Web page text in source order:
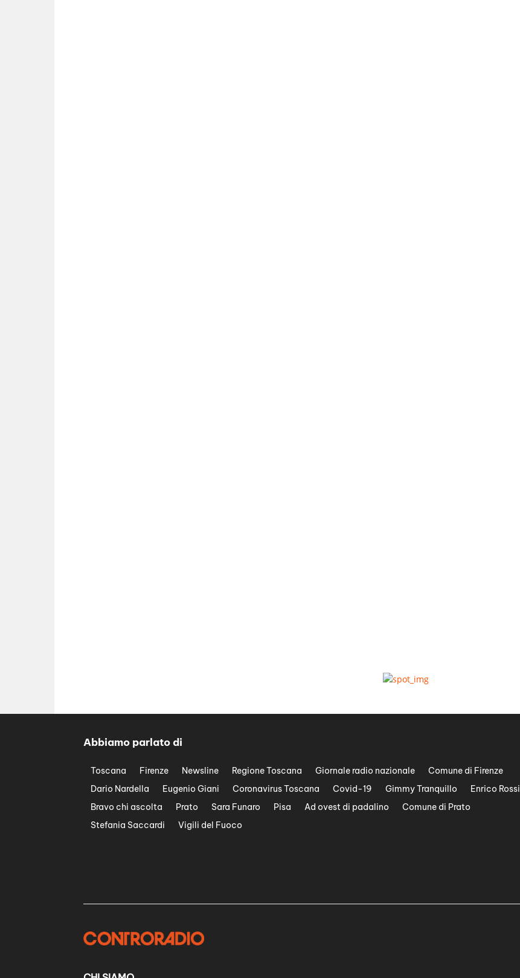
Abbiamo parlato di
Toscana Firenze Newsline Regione Toscana Giornale radio nazionale
Comune di Firenze
Dario Nardella
Eugenio Giani Coronavirus Toscana Covid-19 Gimmy Tranquillo
Enrico Rossi
Bravo chi ascolta
Prato Sara Funaro Pisa Ad ovest di padalino
Comune di Prato
Stefania Saccardi
Vigili del Fuoco